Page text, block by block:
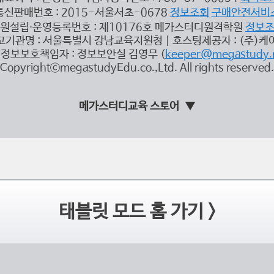
신판매번호 : 2015-서울서초-0678 정보조회 구매안전서비
설립∙운영등록번호 : 제10176호 메가스터디원격학원 정보
기관명 : 서울특별시 강남교육지원청 | 호스팅제공자 : (주)케
보보호책임자 : 정보보안실 김영무 (
CopyrightⓒmegastudyEdu.co.,Ltd. All rights reserved.
메가스터디교육 스토어
태블릿 모드 홈 가기 >